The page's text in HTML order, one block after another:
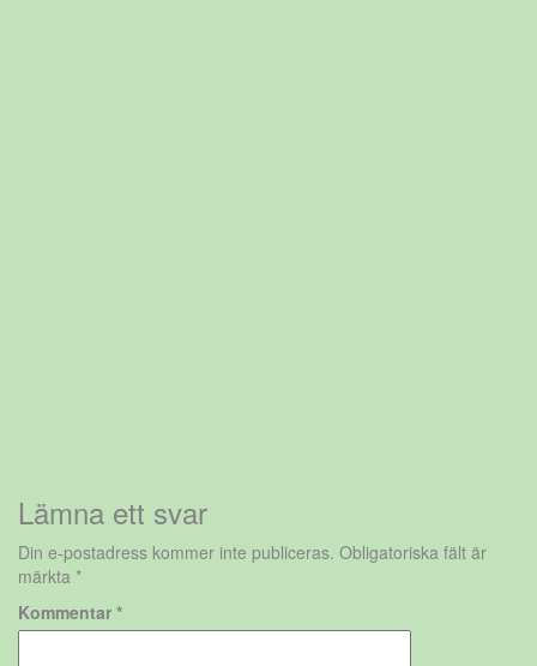
Lämna ett svar
Din e-postadress kommer inte publiceras. Obligatoriska fält är
märkta *
Kommentar *